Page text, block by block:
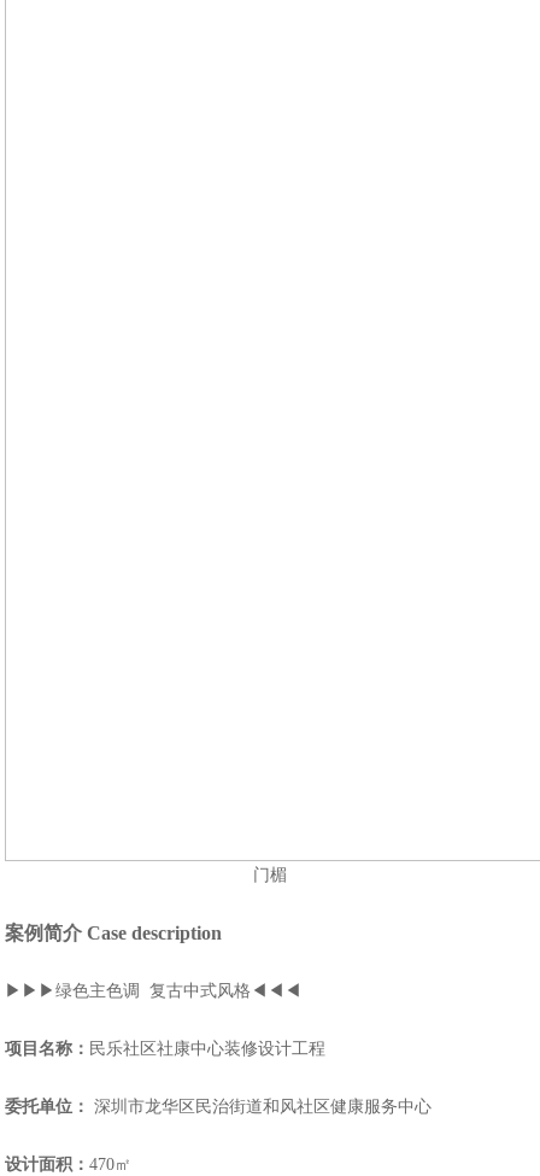
门楣
案例简介 Case description
▶▶▶绿色主色调 复古中式风格◀◀◀
项目名称： 民乐社区社康中心装修设计工程
委托单位： 深圳市龙华区民治街道和风社区健康服务中心
设计面积：470㎡